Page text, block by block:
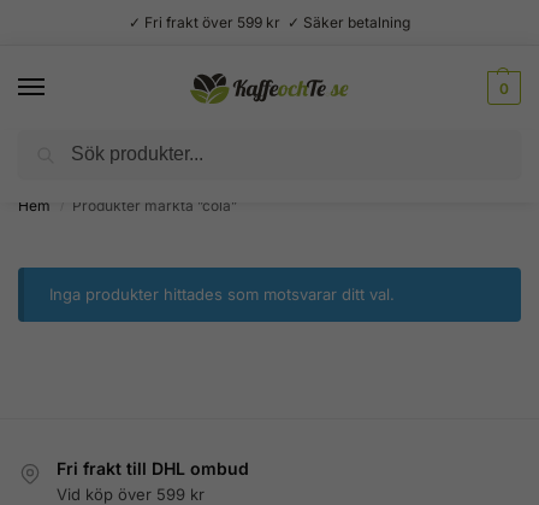
✓ Fri frakt över 599 kr ✓ Säker betalning
0
Välsmakande vardagslyx –
Hem Produkter märkta ”cola”
Inga produkter hittades som motsvarar ditt val.
Fri frakt till DHL ombud
Vid köp över 599 kr